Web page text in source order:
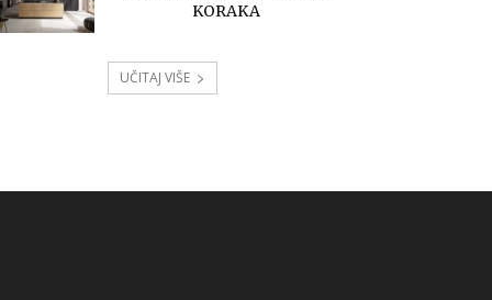
KORAKA
UČITAJ VIŠE